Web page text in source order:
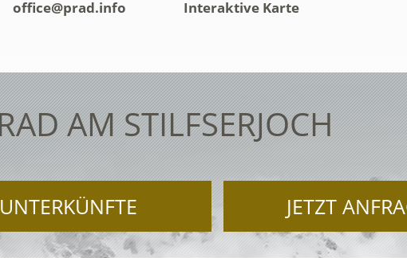
office@prad.info Interaktive Karte
AM STILFSERJOCH
UNTERKÜNFTE JETZT